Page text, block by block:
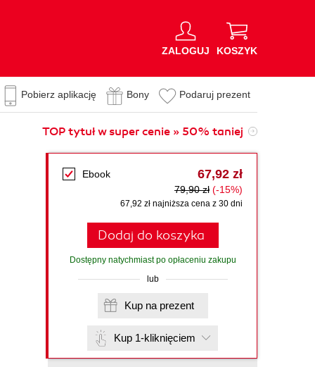
ZALOGUJ KOSZYK
Pobierz aplikację Bony Podaruj prezent
TOP tytuł w super cenie » 50% taniej
Ebook 67,92 zł
79,90 zł (-15%)
67,92 zł najniższa cena z 30 dni
Dodaj do koszyka
Dostępny natychmiast po opłaceniu zakupu
lub
Kup na prezent
Kup 1-kliknięciem